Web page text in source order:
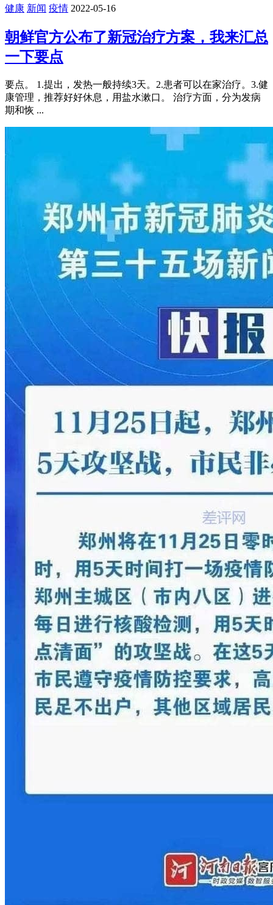
健康 新闻 疫情 2022-05-16
朝鲜官方公布了新冠治疗方案，我来汇总
一下要点
要点。 1.提出，发热一般持续3天。2.患者可以在家治疗。3.健
康管理，推荐好好休息，用盐水漱口。 治疗方面，分为发病
期和恢 ...